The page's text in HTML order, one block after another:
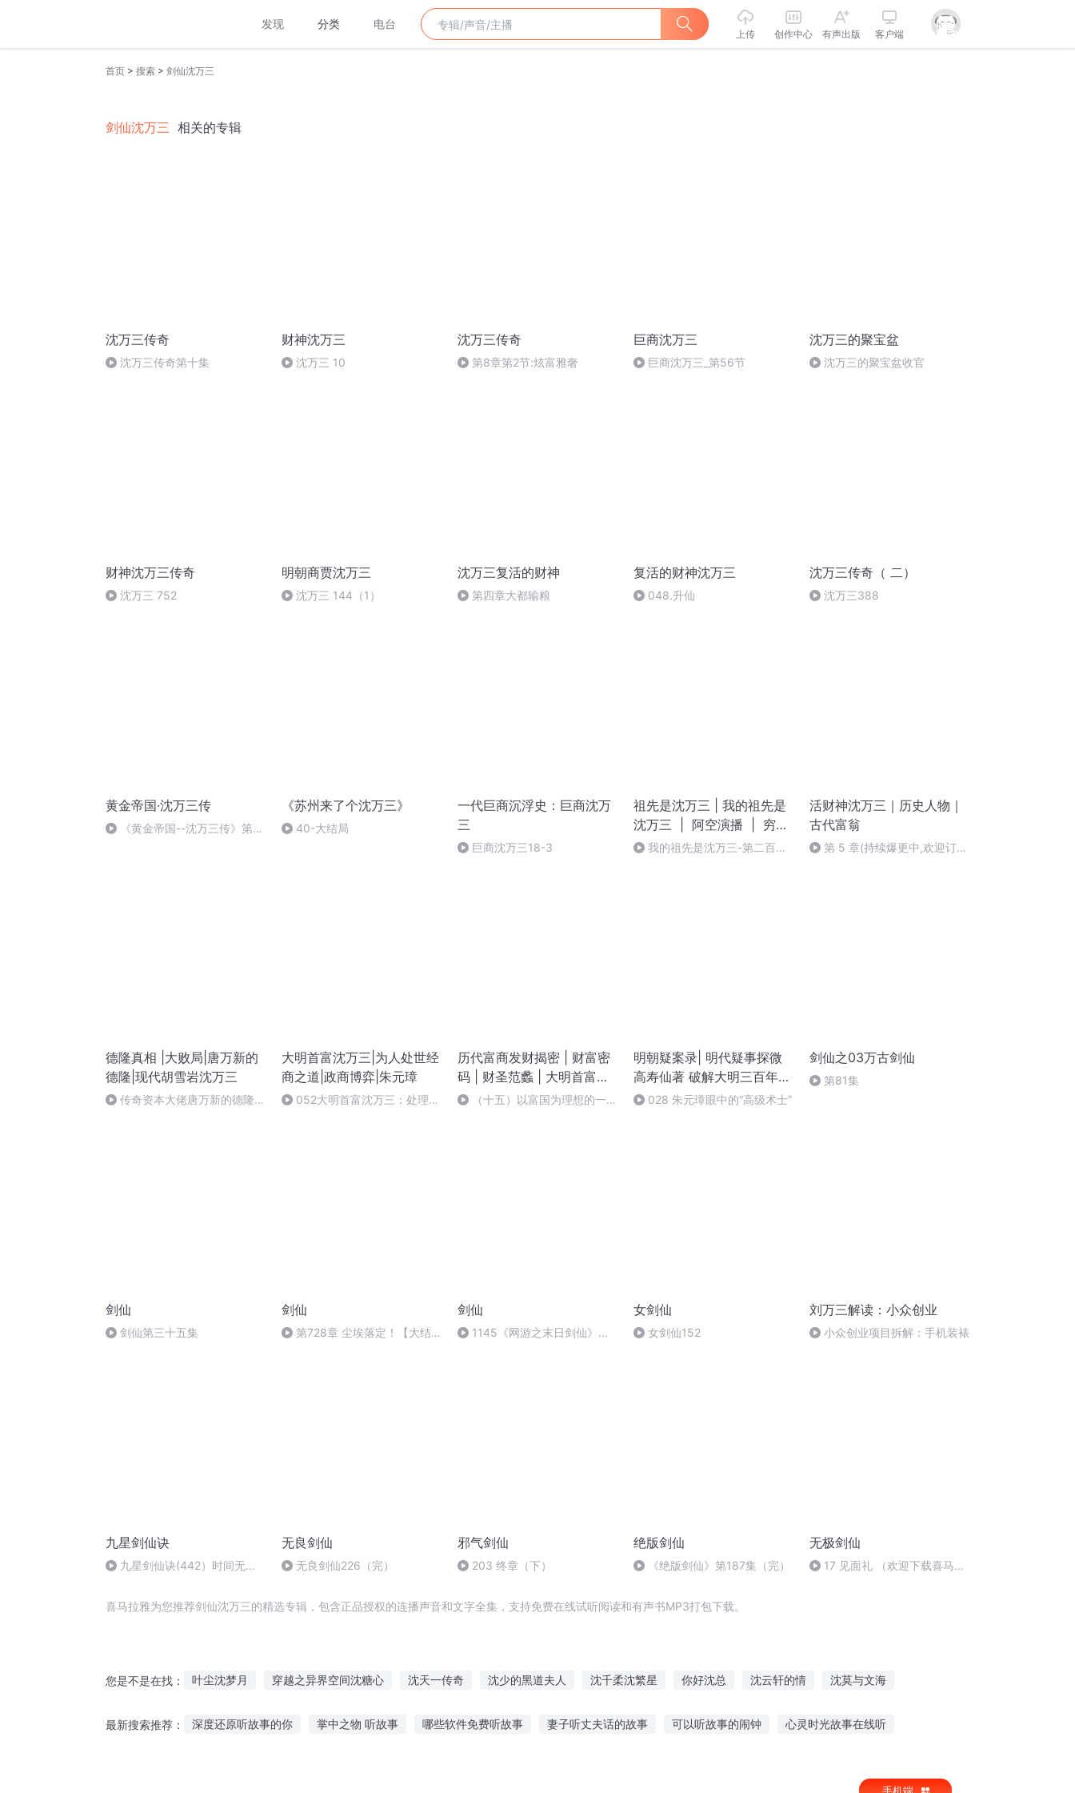
发现 分类 电台
上传 创作中心 有声出版 客户端
首页 > 搜索 > 剑仙沈万三
剑仙沈万三 相关的专辑
沈万三传奇
沈万三传奇第十集
财神沈万三
沈万三 10
沈万三传奇
第8章第2节:炫富雅奢
巨商沈万三
巨商沈万三_第56节
沈万三的聚宝盆
沈万三的聚宝盆收官
财神沈万三传奇
沈万三 752
明朝商贾沈万三
沈万三 144（1）
沈万三复活的财神
第四章大都输粮
复活的财神沈万三
048.升仙
沈万三传奇（ 二）
沈万三388
黄金帝国·沈万三传
《黄金帝国--沈万三传》第
《苏州来了个沈万三》
40-大结局
一代巨商沉浮史：巨商沈万
三
巨商沈万三18-3
祖先是沈万三 | 我的祖先是
沈万三 | 阿空演播 | 穷小
子的逆袭爽文
我的祖先是沈万三-第二百二
活财神沈万三｜历史人物｜
古代富翁
第 5 章(持续爆更中,欢迎订
德隆真相 |大败局|唐万新的
德隆|现代胡雪岩沈万三
传奇资本大佬唐万新的德隆神
大明首富沈万三|为人处世经
商之道|政商博弈|朱元璋
052大明首富沈万三：处理微
历代富商发财揭密 | 财富密
码 | 财圣范蠡 | 大明首富沈
万三（十五）以富国为理想的一代
明朝疑案录| 明代疑事探微
高寿仙著 破解大明三百年未
解之谜|沈万三、空印案、刘
028 朱元璋眼中的“高级术士”
剑仙之03万古剑仙
第81集
剑仙
剑仙第三十五集
剑仙
第728章 尘埃落定！【大结
剑仙
1145《网游之末日剑仙》第
女剑仙
女剑仙152
刘万三解读：小众创业
小众创业项目拆解：手机装裱
九星剑仙诀
九星剑仙诀(442）时间无尽
无良剑仙
无良剑仙226（完）
邪气剑仙
203 终章（下）
绝版剑仙
《绝版剑仙》第187集（完）
无极剑仙
17 见面礼 （欢迎下载喜马拉
喜马拉雅为您推荐剑仙沈万三的精选专辑，包含正品授权的连播声音和文字全集，支持免费在线试听阅读和有声书MP3打包下载。
您是不是在找： 叶尘沈梦月 穿越之异界空间沈糖心 沈天一传奇 沈少的黑道夫人 沈千柔沈繁星 你好沈总 沈云轩的情 沈莫与文海
最新搜索推荐： 深度还原听故事的你 掌中之物 听故事 哪些软件免费听故事 妻子听丈夫话的故事 可以听故事的闹钟 心灵时光故事在线听